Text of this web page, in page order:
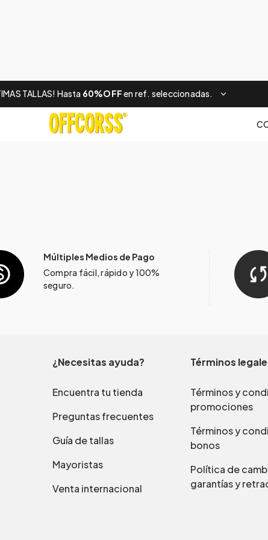
TALLAS! Hasta 60%OFFen ref. seleccionadas.
Múltiples Medios de Pago
Compra fácil, rápido y 100%
seguro.
¿Necesitas ayuda?
Encuentra tu tienda
Preguntas frecuentes
Guía de tallas
Mayoristas
Venta internacional
Términos
Términos y
promociones
Términos y
bonos
Política de
garantías y